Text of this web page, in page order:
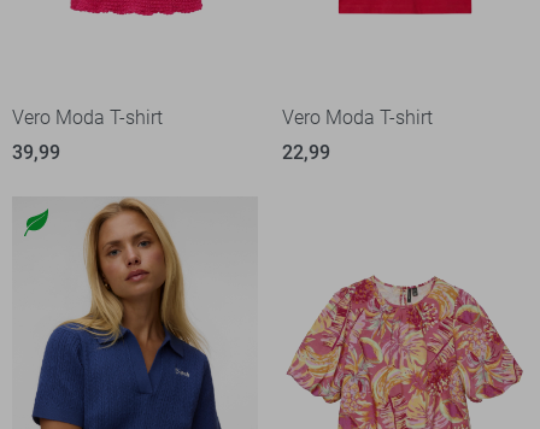
Vero Moda T-shirt
39,99
Vero Moda T-shirt
22,99